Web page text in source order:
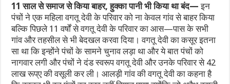
11 साल से समाज से किया बाहर, हुक्का पानी भी किया था बंद— इन
पंचों ने एक महिला वगतू देवी के परिवार को ना केवल गांव से बाहर किया
बल्कि पिछले 11 वर्षों से वगतू देवी के परिवार का आस—पास के सभी
गांव और तहसील से भी बेदखल करवा दिया। वगतू देवी का कसूर इतना
सा था कि इन्होंने पंचों के सामने चुनाव लड़ा था और ये बात पंचों को
नागवार लगी और पंचों ने दंड स्वरूप वगतू देवी और उनके परिवार से 42
लाख रूप्ए की वसूली कर ली। आलड़ी गांव की वगतू देवी का कहना है